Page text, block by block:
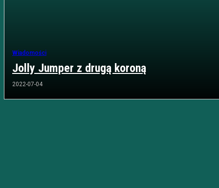
Wiadomości
Jolly Jumper z drugą koroną
2022-07-04